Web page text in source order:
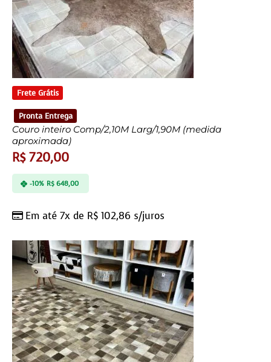
Frete Grátis
Pronta Entrega
Couro inteiro Comp/2,10M Larg/1,90M (medida
aproximada)
R$720,00
Em até 7x de R$ 102,86 s/juros
-10% R$648,00